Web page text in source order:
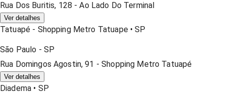
Rua Dos Buritis, 128 - Ao Lado Do Terminal
Ver detalhes
Tatuapé - Shopping Metro Tatuape• SP
São Paulo - SP
Rua Domingos Agostin, 91 - Shopping Metro Tatuapé
Ver detalhes
Diadema • SP